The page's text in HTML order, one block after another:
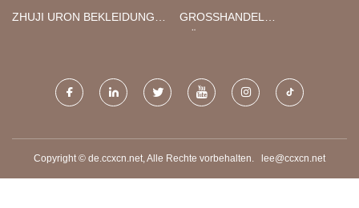
ZHUJI URON BEKLEIDUNG
GROSSHANDEL W
Copyright © de.ccxcn.net, Alle Rechte vorbehalten. lee@ccxcn.net